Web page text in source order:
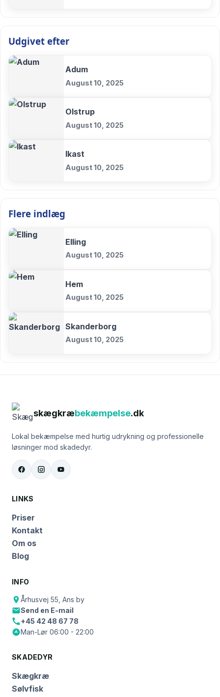
Udgivet efter
Adum
August 10, 2025
Olstrup
August 10, 2025
Ikast
August 10, 2025
Flere indlæg
Elling
August 10, 2025
Hem
August 10, 2025
Skanderborg
August 10, 2025
skægkræbekæmpelse.dk
Lokal bekæmpelse med hurtig udrykning og professionelle
løsninger mod skadedyr.
LINKS
Priser
Kontakt
Om os
Blog
INFO
Århusvej 55, Ans by
Send en E-mail
+45 42 48 67 78
Man-Lør 06:00 - 22:00
SKADEDYR
Skægkræ
Sølvfisk